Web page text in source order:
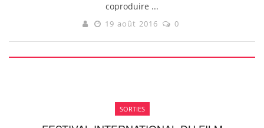
coproduire ...
19 août 2016 0
SORTIES